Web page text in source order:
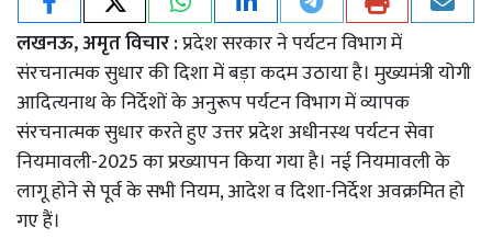
लखनऊ, अमृत विचार :प्रदेश सरकार ने पर्यटन विभाग में
संरचनात्मक सुधार की दिशा में बड़ा कदम उठाया है। मुख्यमंत्री योगी
आदित्यनाथ के निर्देशों के अनुरूप पर्यटन विभाग में व्यापक
संरचनात्मक सुधार करते हुए उत्तर प्रदेश अधीनस्थ पर्यटन सेवा
नियमावली-2025 का प्रख्यापन किया गया है। नई नियमावली के
लागू होने से पूर्व के सभी नियम, आदेश व दिशा-निर्देश अवक्रमित हो
गए हैं।